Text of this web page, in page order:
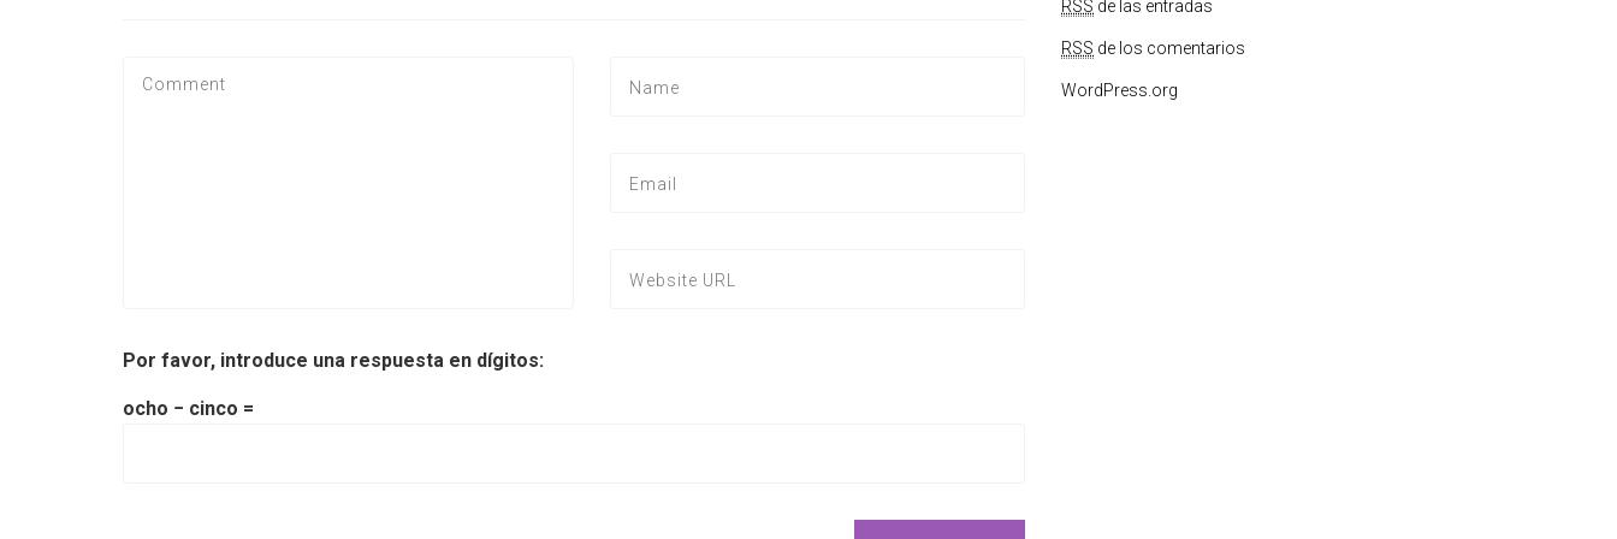
Por favor, introduce una respuesta en dígitos:
ocho − cinco =
RSS de las entradas
RSS de los comentarios
WordPress.org